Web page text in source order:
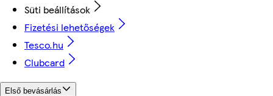
Süti beállítások
Fizetési lehetőségek
Tesco.hu
Clubcard
Első bevásárlás